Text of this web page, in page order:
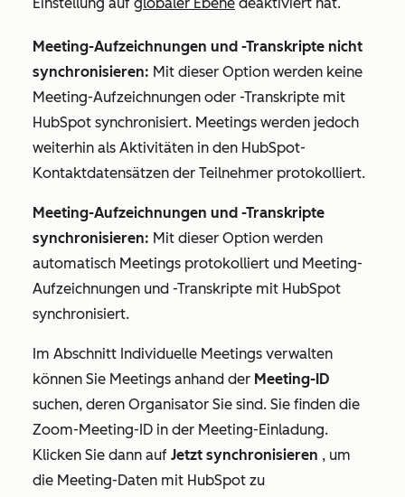
Meeting-Aufzeichnungen und -Transkripte nicht
synchronisieren: Mit dieser Option werden keine
Meeting-Aufzeichnungen oder -Transkripte mit
HubSpot synchronisiert. Meetings werden jedoch
weiterhin als Aktivitäten in den HubSpot-
Kontaktdatensätzen der Teilnehmer protokolliert.
Meeting-Aufzeichnungen und -Transkripte
synchronisieren: Mit dieser Option werden
automatisch Meetings protokolliert und Meeting-
Aufzeichnungen und -Transkripte mit HubSpot
synchronisiert.
Im Abschnitt Individuelle Meetings verwalten
können Sie Meetings anhand der Meeting-ID
suchen, deren Organisator Sie sind. Sie finden die
Zoom-Meeting-ID in der Meeting-Einladung.
Klicken Sie dann auf Jetzt synchronisieren , um
die Meeting-Daten mit HubSpot zu